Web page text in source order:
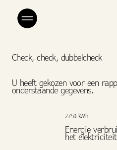
Check, check, dubbelcheck
U heeft gekozen voor een
onderstaande gegevens.
2750 kWh
Energie
het